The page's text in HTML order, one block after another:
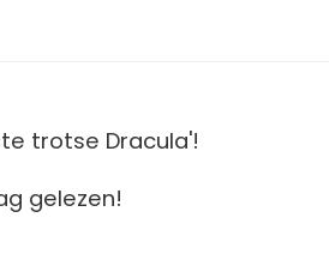
trotse Dracula'!
gelezen!